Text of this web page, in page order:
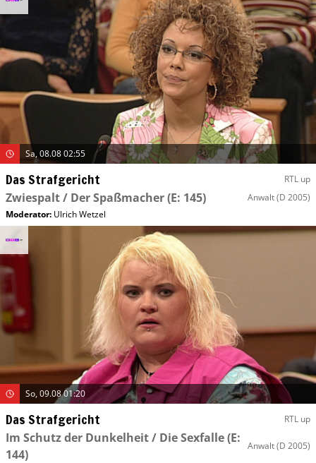
Sa, 08.08 02:55
Das Strafgericht RTL up
Zwiespalt / Der Spaßmacher(E: 145) Anwalt(D 2005)
Moderator: Ulrich Wetzel
So, 09.08 01:20
Das Strafgericht RTL up
Im Schutz der Dunkelheit / Die Sexfalle(E:
144)
Anwalt(D 2005)